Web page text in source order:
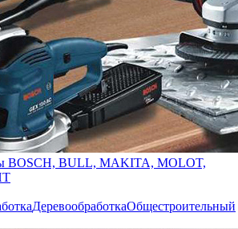
BOSCH, BULL, MAKITA, MOLOT,
ДеревообработкаОбщестроительный